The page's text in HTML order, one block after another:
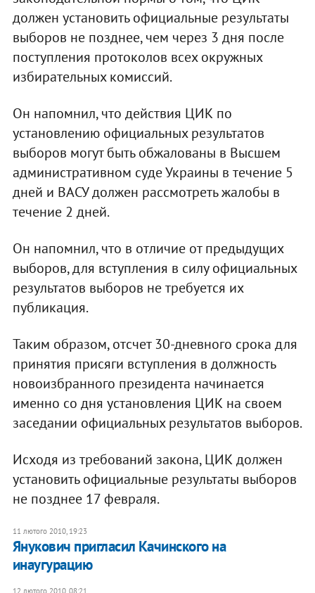
должен установить официальные результаты
выборов не позднее, чем через 3 дня после
поступления протоколов всех окружных
избирательных комиссий.
Он напомнил, что действия ЦИК по
установлению официальных результатов
выборов могут быть обжалованы в Высшем
административном суде Украины в течение 5
дней и ВАСУ должен рассмотреть жалобы в
течение 2 дней.
Он напомнил, что в отличие от предыдущих
выборов, для вступления в силу официальных
результатов выборов не требуется их
публикация.
Таким образом, отсчет 30-дневного срока для
принятия присяги вступления в должность
новоизбранного президента начинается
именно со дня установления ЦИК на своем
заседании официальных результатов выборов.
Исходя из требований закона, ЦИК должен
установить официальные результаты выборов
не позднее 17 февраля.
11 лютого 2010, 19:23
Янукович пригласил Качинского на
инаугурацию
12 лютого 2010, 08:21